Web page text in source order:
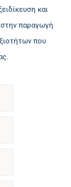
και
παραγωγή
που